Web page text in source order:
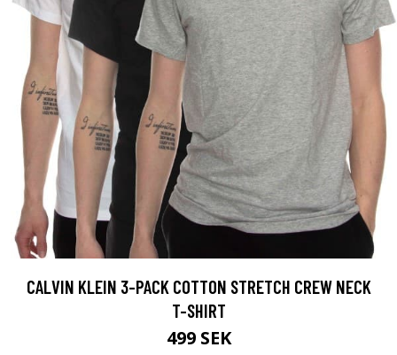
CALVIN KLEIN 3-PACK COTTON STRETCH CREW NECK
T-SHIRT
499 SEK